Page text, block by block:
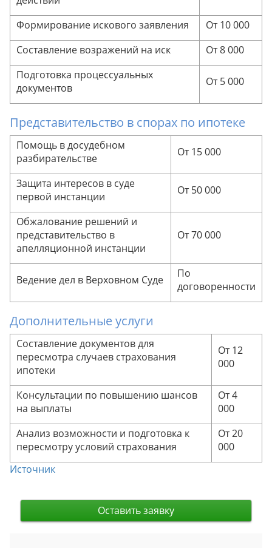
Формирование искового заявления
От 10 000
Составление возражений на иск
От 8 000
Подготовка процессуальных
документов
От 5 000
Представительство в спорах по ипотеке
Помощь в досудебном
разбирательстве
От 15 000
Защита интересов в суде
первой инстанции
От 50 000
Обжалование решений и
представительство в
апелляционной инстанции
От 70 000
Ведение дел в Верховном Суде
По
договоренности
Дополнительные услуги
Составление документов для
пересмотра случаев страхования
ипотеки
От 12
000
Консультации по повышению шансов
на выплаты
От 4
000
Анализ возможности и подготовка к
пересмотру условий страхования
От 20
000
Источник
Оставить заявку